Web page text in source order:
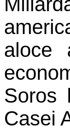
aloce
Soros
Casei